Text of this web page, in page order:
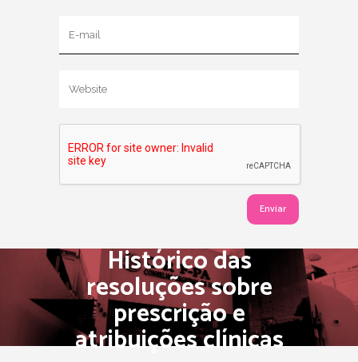
Histórico das
resoluções sobre
prescrição e
atribuições clínicas